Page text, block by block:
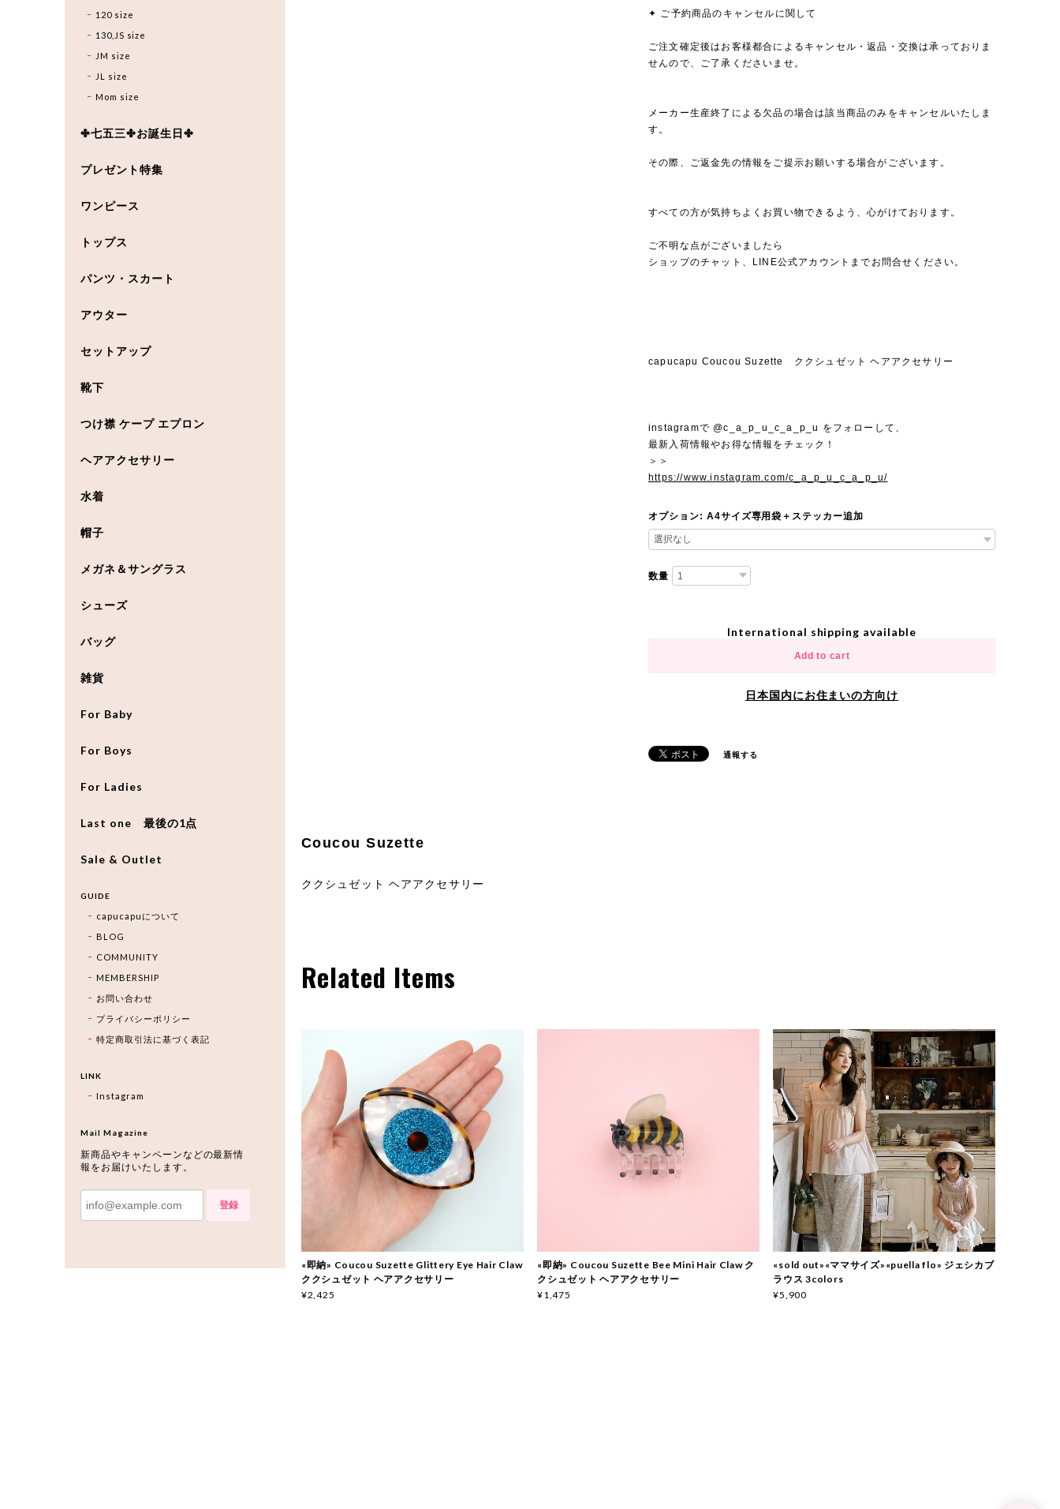
✦ ご予約商品のキャンセルに関して
ご注文確定後はお客様都合によるキャンセル・返品・交換は承っておりま
せんので、ご了承くださいませ。
メーカー生産終了による欠品の場合は該当商品のみをキャンセルいたしま
す。
その際、ご返金先の情報をご提示お願いする場合がございます。
すべての方が気持ちよくお買い物できるよう、心がけております。
ご不明な点がございましたら
ショップのチャット、LINE公式アカウントまでお問合せください。
capucapu Coucou Suzette ククシュゼット ヘアアクセサリー
instagramで @c_a_p_u_c_a_p_u をフォローして、
最新入荷情報やお得な情報をチェック！
＞＞
https://www.instagram.com/c_a_p_u_c_a_p_u/
オプション: A4サイズ専用袋＋ステッカー追加
数量
International shipping available
Add to cart
日本国内にお住まいの方向け
通報する
Coucou Suzette
ククシュゼット ヘアアクセサリー
Related Items
«即納» Coucou Suzette Glittery Eye Hair Claw
ククシュゼット ヘアアクセサリー
¥2,425
«即納» Coucou Suzette Bee Mini Hair Claw ク
クシュゼット ヘアアクセサリー
¥1,475
«sold out»«ママサイズ»«puella flo» ジェシカブ
ラウス 3colors
¥5,900
120 size
130,JS size
JM size
JL size
Mom size
✤七五三✤お誕生日✤
プレゼント特集
ワンピース
トップス
パンツ・スカート
アウター
セットアップ
靴下
つけ襟 ケープ エプロン
ヘアアクセサリー
水着
帽子
メガネ＆サングラス
シューズ
バッグ
雑貨
For Baby
For Boys
For Ladies
Last one 最後の1点
Sale & Outlet
GUIDE
capucapuについて
BLOG
COMMUNITY
MEMBERSHIP
お問い合わせ
プライバシーポリシー
特定商取引法に基づく表記
LINK
Instagram
Mail Magazine
新商品やキャンペーンなどの最新情
報をお届けいたします。
登録